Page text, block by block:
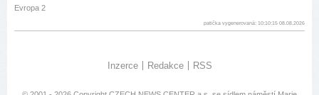
Evropa 2
patička vygenerovaná: 10:10:15 08.08.2026
Inzerce Redakce RSS